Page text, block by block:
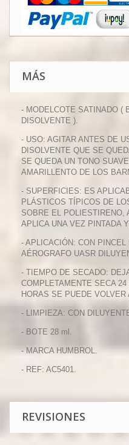
MÁS
- MODELCOTE SATINADO (
DISOLVENTE ).
- USO: AGITAR ANTES DE
DISOLVENTE QUE SE
SE QUEDA UN TONO
AMARILLENTO DE LOS
- SUPERFICIES: ES
PLÁSTICOS TÍPICOS DE
SOBRE EL POLIESTIRENO,
APLICA UNA VEZ PINTADA
- APLICACIÓN: CON
AÉROGRAFO UASR
- TIEMPO DE SECADO:
COMPLETAMENTE SECA
HORAS SE PUEDE VOLVER
- LIMPIEZA: CON
- BOTE 28 ml.
- MARCA HUMBROL.
- REF: AC5401.
REVISIONES